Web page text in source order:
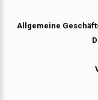
Allgemeine